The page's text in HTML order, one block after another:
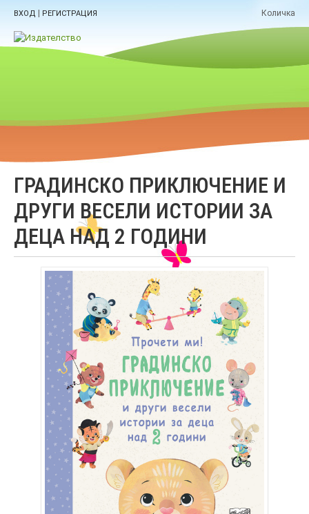
ВХОД | РЕГИСТРАЦИЯ Количка
ГРАДИНСКО ПРИКЛЮЧЕНИЕ И
ДРУГИ ВЕСЕЛИ ИСТОРИИ ЗА
ДЕЦА НАД 2 ГОДИНИ